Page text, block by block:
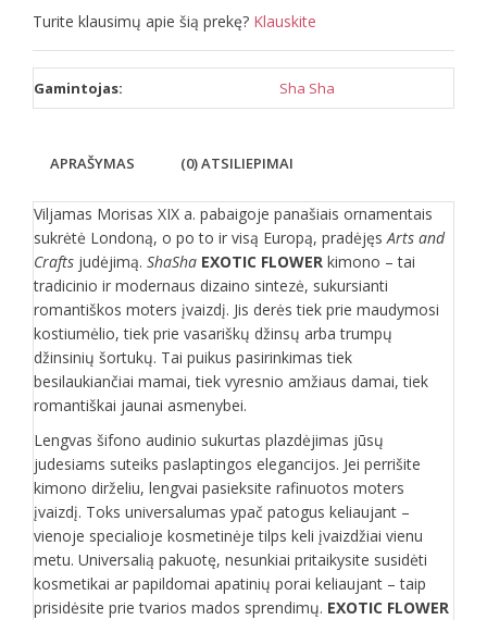
Turite klausimų apie šią prekę? Klauskite
Gamintojas: Sha Sha
APRAŠYMAS (0) ATSILIEPIMAI
Viljamas Morisas XIX a. pabaigoje panašiais ornamentais
sukrėtė Londoną, o po to ir visą Europą, pradėjęsArts and
Crafts judėjimą. ShaSha EXOTIC FLOWER kimono – tai
tradicinio ir modernaus dizaino sintezė, sukursianti
romantiškos moters įvaizdį. Jis derės tiek prie maudymosi
kostiumėlio, tiek prie vasariškų džinsų arba trumpų
džinsinių šortukų. Tai puikus pasirinkimas tiek
besilaukiančiai mamai, tiek vyresnio amžiaus damai, tiek
romantiškai jaunai asmenybei.
Lengvas šifono audinio sukurtas plazdėjimas jūsų
judesiams suteiks paslaptingos elegancijos. Jei perrišite
kimono dirželiu, lengvai pasieksite rafinuotos moters
įvaizdį. Toks universalumas ypač patogus keliaujant –
vienoje specialioje kosmetinėje tilps keli įvaizdžiai vienu
metu. Universalią pakuotę, nesunkiai pritaikysite susidėti
kosmetikai ar papildomai apatinių porai keliaujant – taip
prisidėsite prie tvarios mados sprendimų. EXOTIC FLOWER